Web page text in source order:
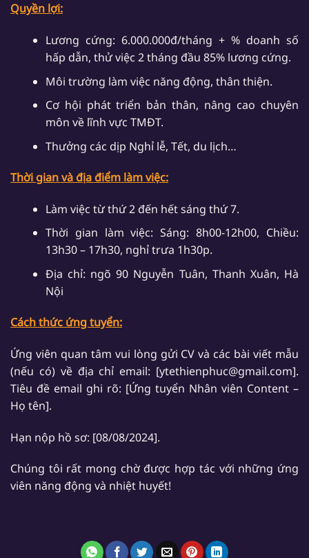
Quyền lợi:
Lương cứng: 6.000.000đ/tháng + % doanh số
hấp dẫn, thử việc 2 tháng đầu 85% lương cứng.
Môi trường làm việc năng động, thân thiện.
Cơ hội phát triển bản thân, nâng cao chuyên
môn về lĩnh vực TMĐT.
Thưởng các dịp Nghỉ lễ, Tết, du lịch…
Thời gian và địa điểm làm việc:
Làm việc từ thứ 2 đến hết sáng thứ 7.
Thời gian làm việc: Sáng: 8h00-12h00, Chiều:
13h30 – 17h30, nghỉ trưa 1h30p.
Địa chỉ: ngõ 90 Nguyễn Tuân, Thanh Xuân, Hà
Nội
Cách thức ứng tuyển:
Ứng viên quan tâm vui lòng gửi CV và các bài viết mẫu
(nếu có) về địa chỉ email: [ytethienphuc@gmail.com].
Tiêu đề email ghi rõ: [Ứng tuyển Nhân viên Content –
Họ tên].
Hạn nộp hồ sơ: [08/08/2024].
Chúng tôi rất mong chờ được hợp tác với những ứng
viên năng động và nhiệt huyết!